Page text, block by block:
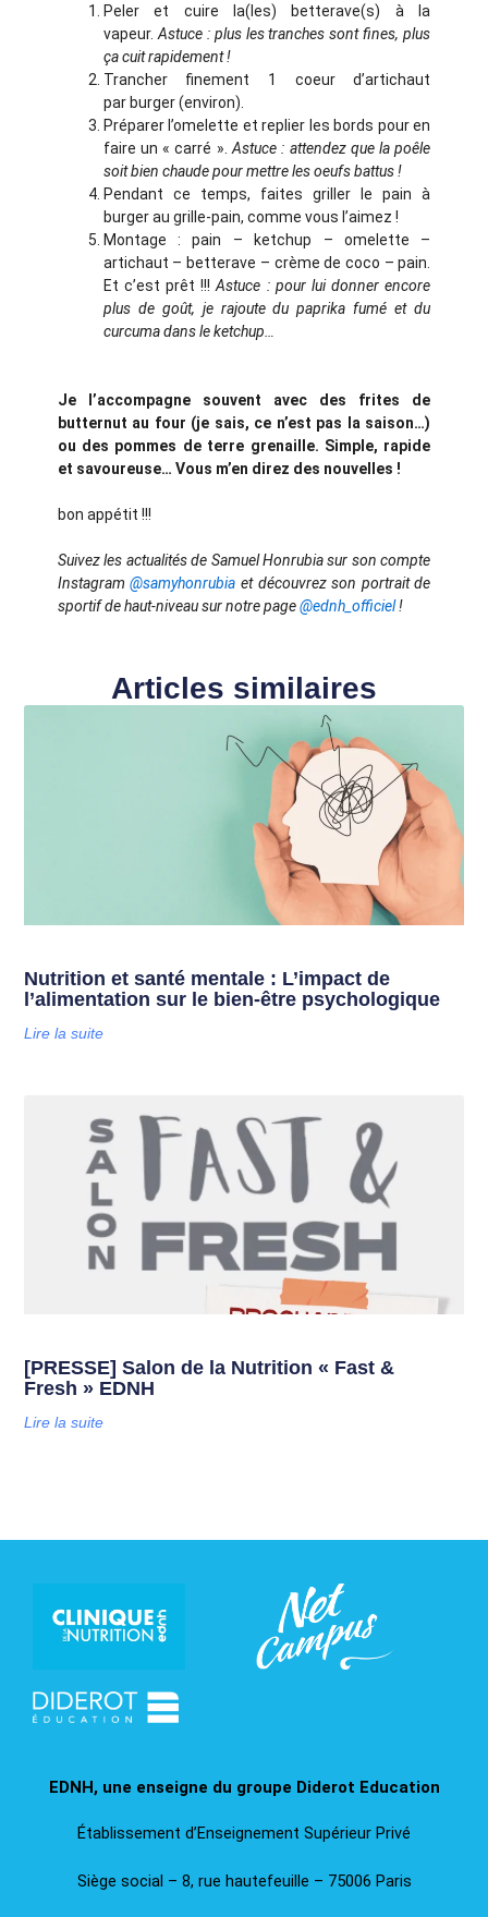
Peler et cuire la(les) betterave(s) à la
vapeur. Astuce : plus les tranches sont fines, plus
ça cuit rapidement !
Trancher finement 1 coeur d’artichaut
par burger (environ).
Préparer l’omelette et replier les bords pour en
faire un « carré ». Astuce : attendez que la poêle
soit bien chaude pour mettre les oeufs battus !
Pendant ce temps, faites griller le pain à
burger au grille-pain, comme vous l’aimez !
Montage : pain – ketchup – omelette –
artichaut – betterave – crème de coco – pain.
Et c’est prêt !!!Astuce : pour lui donner encore
plus de goût, je rajoute du paprika fumé et du
curcuma dans le ketchup…
Je l’accompagne souvent avec des frites de
butternut au four (je sais, ce n’est pas la saison…)
ou des pommes de terre grenaille. Simple, rapide
et savoureuse… Vous m’en direz des nouvelles !
bon appétit !!!
Suivez les actualités de Samuel Honrubia sur son compte
Instagram@samyhonrubia et découvrez son portrait de
sportif de haut-niveau sur notre page@ednh_officiel!
Articles similaires
Nutrition et santé mentale : L’impact de
l’alimentation sur le bien-être psychologique
Lire la suite
[PRESSE] Salon de la Nutrition « Fast &
Fresh » EDNH
Lire la suite
EDNH, une enseigne du groupe Diderot Education​
Établissement d’Enseignement Supérieur Privé
Siège social – 8, rue hautefeuille – 75006 Paris